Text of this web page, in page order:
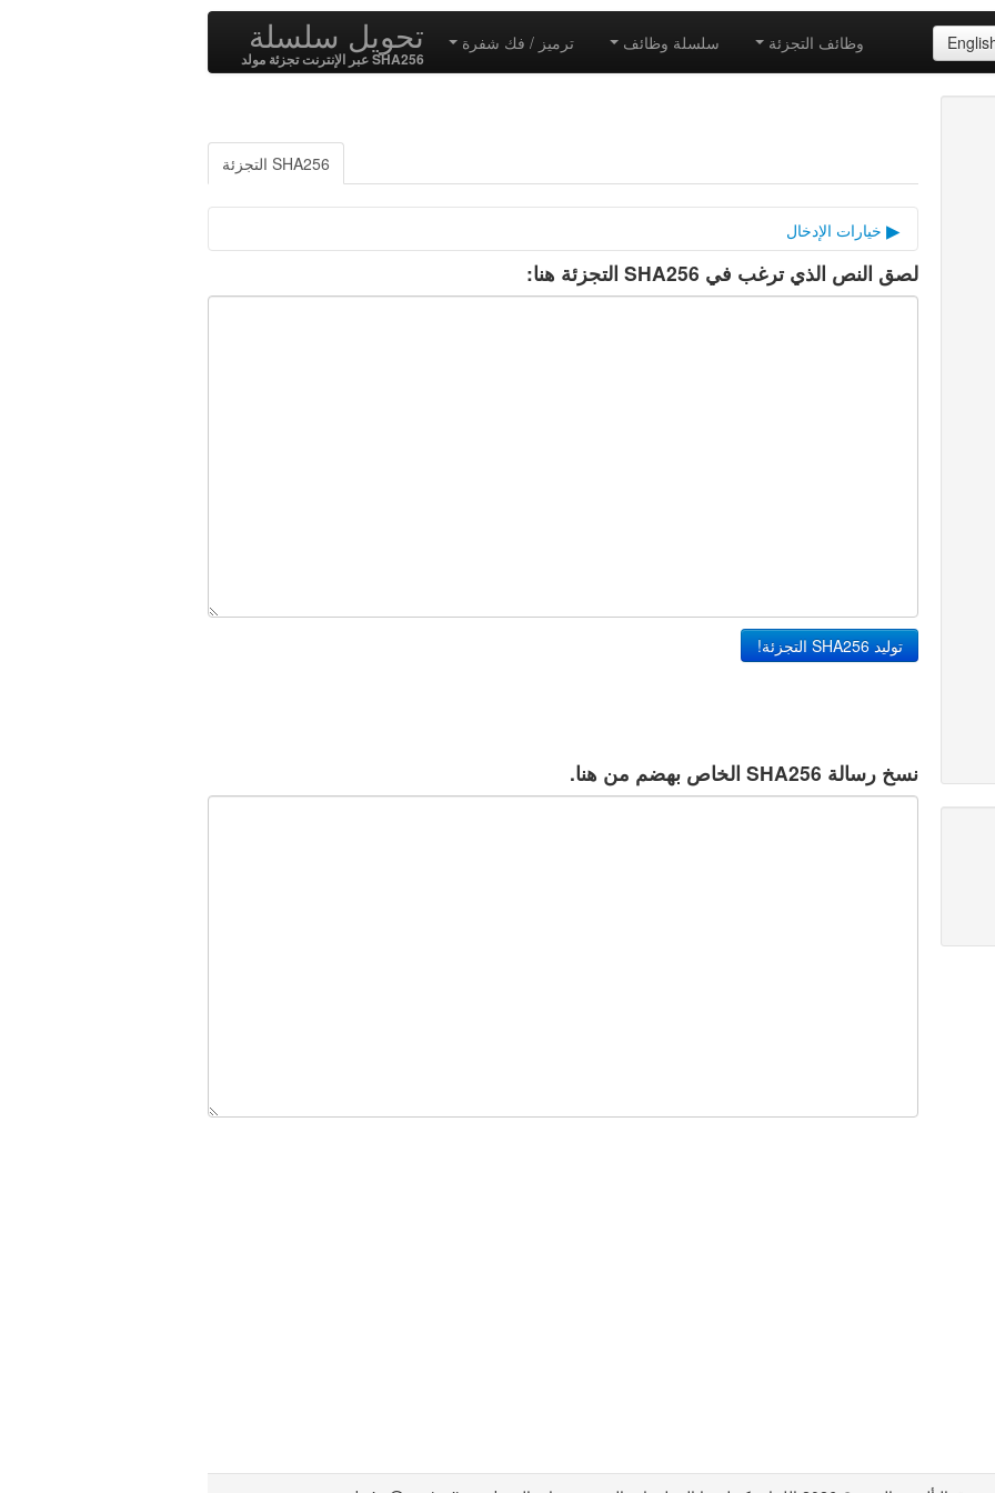
تحويل سلسلة
SHA256 عبر الإنترنت تجزئة مولد
ترميز / فك شفرة سلسلة وظائف وظائف التجزئة
SHA256 التجزئة
خيارات الإدخال
الملح التشفير
لصق النص الذي ترغب في SHA256 التجزئة هنا:
توليد SHA256 التجزئة!
نسخ رسالة SHA256 الخاص بهضم من هنا.